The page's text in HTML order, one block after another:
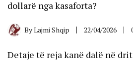
dollarë nga kasaforta?
ByLajmi Shqip 22/04/2026
Detaje të reja kanë dalë në